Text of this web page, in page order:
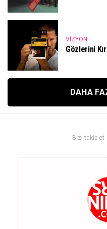
VIZYON
Gözlerini
DAHA
Bizi takip et